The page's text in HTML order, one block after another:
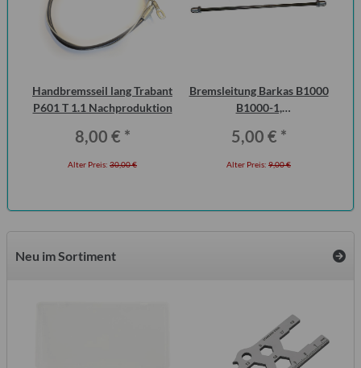
Handbremsseil lang Trabant
P601 T 1.1 Nachproduktion
8,00 € *
Alter Preis: 30,00 €
Bremsleitung Barkas B1000
B1000-1,
5,00 € *
Alter Preis: 9,00 €
Neu im Sortiment